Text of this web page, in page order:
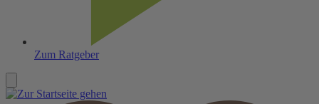
Zum Ratgeber